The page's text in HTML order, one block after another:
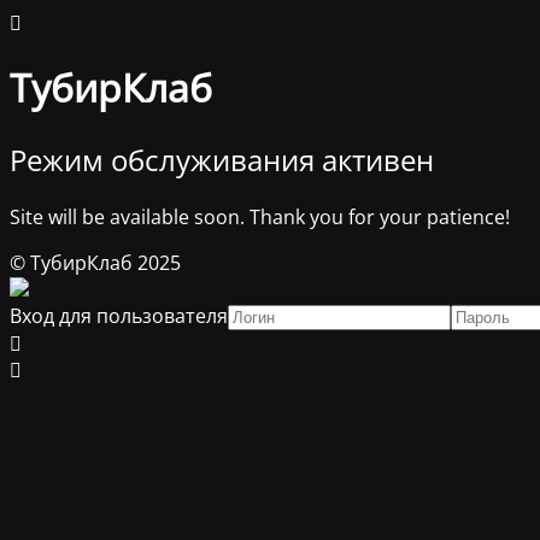
ТубирКлаб
Режим обслуживания активен
Site will be available soon. Thank you for your patience!
© ТубирКлаб 2025
Вход для пользователя